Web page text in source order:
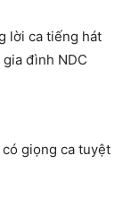
lời ca tiếng hát
đình NDC
có giọng ca tuyệt